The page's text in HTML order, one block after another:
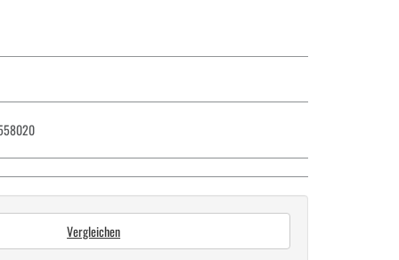
Vergleichen